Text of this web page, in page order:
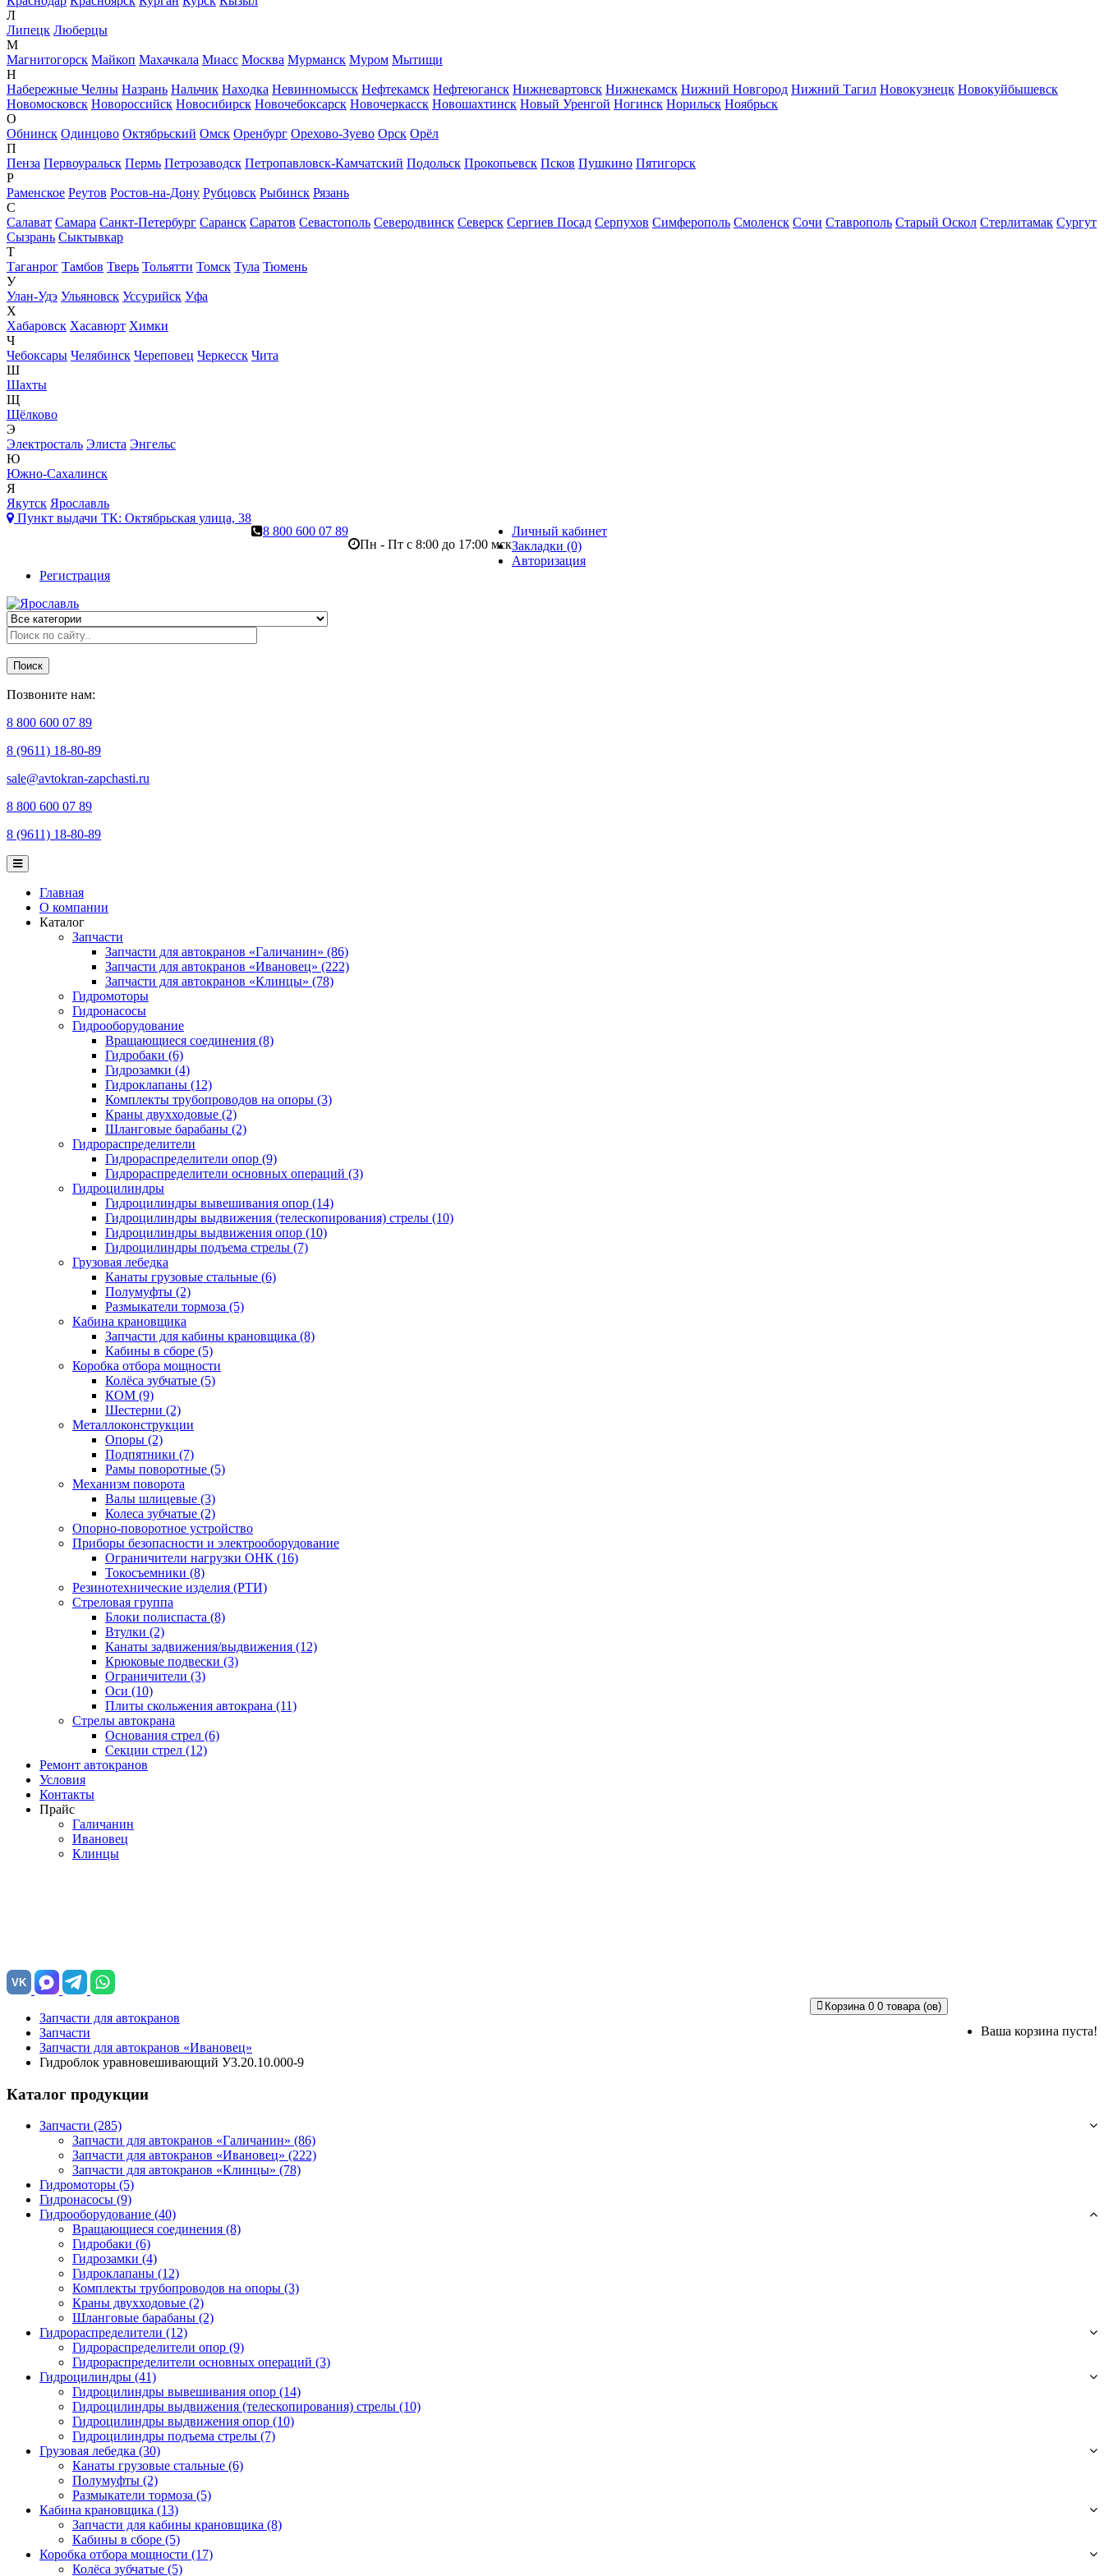
Л
Липецк Люберцы
М
Магнитогорск Майкоп Махачкала Миасс Москва Мурманск Муром Мытищи
Н
Набережные Челны Назрань Нальчик Находка Невинномысск Нефтекамск Нефтеюганск Нижневартовск Нижнекамск Нижний Новгород Нижний Тагил Новокузнецк Новокуйбышевск
Новомосковск Новороссийск Новосибирск Новочебоксарск Новочеркасск Новошахтинск Новый Уренгой Ногинск Норильск Ноябрьск
О
Обнинск Одинцово Октябрьский Омск Оренбург Орехово-Зуево Орск Орёл
П
Пенза Первоуральск Пермь Петрозаводск Петропавловск-Камчатский Подольск Прокопьевск Псков Пушкино Пятигорск
Р
Раменское Реутов Ростов-на-Дону Рубцовск Рыбинск Рязань
С
Салават Самара Санкт-Петербург Саранск Саратов Севастополь Северодвинск Северск Сергиев Посад Серпухов Симферополь Смоленск Сочи Ставрополь Старый Оскол Стерлитамак Сургут
Сызрань Сыктывкар
Т
Таганрог Тамбов Тверь Тольятти Томск Тула Тюмень
У
Улан-Удэ Ульяновск Уссурийск Уфа
Х
Хабаровск Хасавюрт Химки
Ч
Чебоксары Челябинск Череповец Черкесск Чита
Ш
Шахты
Щ
Щёлково
Э
Электросталь Элиста Энгельс
Ю
Южно-Сахалинск
Я
Якутск Ярославль
Пункт выдачи ТК: Октябрьская улица, 38
8 800 600 07 89
Пн - Пт с 8:00 до 17:00 мск
Личный кабинет
Закладки (0)
Авторизация
Регистрация
Поиск
Позвоните нам:
8 800 600 07 89
8 (9611) 18-80-89
sale@avtokran-zapchasti.ru
8 800 600 07 89
8 (9611) 18-80-89
Главная
О компании
Каталог
Запчасти
Запчасти для автокранов «Галичанин» (86)
Запчасти для автокранов «Ивановец» (222)
Запчасти для автокранов «Клинцы» (78)
Гидромоторы
Гидронасосы
Гидрооборудование
Вращающиеся соединения (8)
Гидробаки (6)
Гидрозамки (4)
Гидроклапаны (12)
Комплекты трубопроводов на опоры (3)
Краны двухходовые (2)
Шланговые барабаны (2)
Гидрораспределители
Гидрораспределители опор (9)
Гидрораспределители основных операций (3)
Гидроцилиндры
Гидроцилиндры вывешивания опор (14)
Гидроцилиндры выдвижения (телескопирования) стрелы (10)
Гидроцилиндры выдвижения опор (10)
Гидроцилиндры подъема стрелы (7)
Грузовая лебедка
Канаты грузовые стальные (6)
Полумуфты (2)
Размыкатели тормоза (5)
Кабина крановщика
Запчасти для кабины крановщика (8)
Кабины в сборе (5)
Коробка отбора мощности
Колёса зубчатые (5)
КОМ (9)
Шестерни (2)
Металлоконструкции
Опоры (2)
Подпятники (7)
Рамы поворотные (5)
Механизм поворота
Валы шлицевые (3)
Колеса зубчатые (2)
Опорно-поворотное устройство
Приборы безопасности и электрооборудование
Ограничители нагрузки ОНК (16)
Токосъемники (8)
Резинотехнические изделия (РТИ)
Стреловая группа
Блоки полиспаста (8)
Втулки (2)
Канаты задвижения/выдвижения (12)
Крюковые подвески (3)
Ограничители (3)
Оси (10)
Плиты скольжения автокрана (11)
Стрелы автокрана
Основания стрел (6)
Секции стрел (12)
Ремонт автокранов
Условия
Контакты
Прайс
Галичанин
Ивановец
Клинцы
VK
Корзина 0 0 товара (ов)
Ваша корзина пуста!
Запчасти для автокранов
Запчасти
Запчасти для автокранов «Ивановец»
Гидроблок уравновешивающий У3.20.10.000-9
Каталог продукции
Запчасти (285)
Запчасти для автокранов «Галичанин» (86)
Запчасти для автокранов «Ивановец» (222)
Запчасти для автокранов «Клинцы» (78)
Гидромоторы (5)
Гидронасосы (9)
Гидрооборудование (40)
Вращающиеся соединения (8)
Гидробаки (6)
Гидрозамки (4)
Гидроклапаны (12)
Комплекты трубопроводов на опоры (3)
Краны двухходовые (2)
Шланговые барабаны (2)
Гидрораспределители (12)
Гидрораспределители опор (9)
Гидрораспределители основных операций (3)
Гидроцилиндры (41)
Гидроцилиндры вывешивания опор (14)
Гидроцилиндры выдвижения (телескопирования) стрелы (10)
Гидроцилиндры выдвижения опор (10)
Гидроцилиндры подъема стрелы (7)
Грузовая лебедка (30)
Канаты грузовые стальные (6)
Полумуфты (2)
Размыкатели тормоза (5)
Кабина крановщика (13)
Запчасти для кабины крановщика (8)
Кабины в сборе (5)
Коробка отбора мощности (17)
Колёса зубчатые (5)